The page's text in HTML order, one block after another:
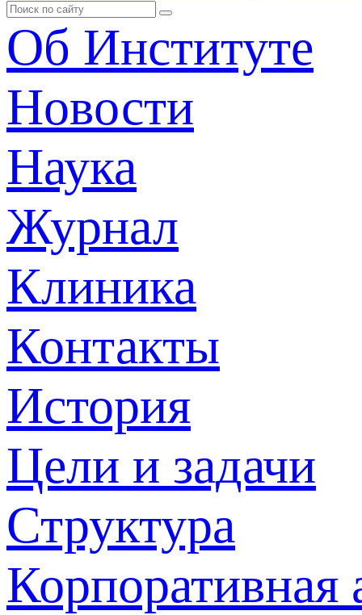
Об Институте
Новости
Наука
Журнал
Клиника
Контакты
История
Цели и задачи
Структура
Корпоративная